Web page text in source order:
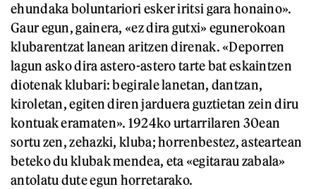
ehundaka boluntariori esker iritsi gara honaino».
Gaur egun, gainera, «ez dira gutxi» egunerokoan
klubarentzat lanean aritzen direnak. «Deporren
lagun asko dira astero-astero tarte bat eskaintzen
diotenak klubari: begirale lanetan, dantzan,
kiroletan, egiten diren jarduera guztietan zein diru
kontuak eramaten». 1924ko urtarrilaren 30ean
sortu zen, zehazki, kluba; horrenbestez, asteartean
beteko du klubak mendea, eta «egitarau zabala»
antolatu dute egun horretarako.